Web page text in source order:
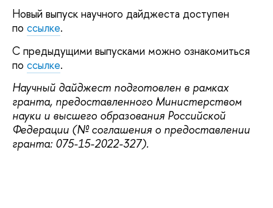
Новый выпуск научного дайджеста доступен
по ссылке.
С предыдущими выпусками можно ознакомиться
по ссылке.
Научный дайджест подготовлен в рамках
гранта, предоставленного Министерством
науки и высшего образования Российской
Федерации (№ соглашения о предоставлении
гранта: 075-15-2022-327).